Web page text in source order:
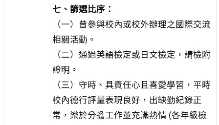
七、篩選比序：
（一）曾參與校內或校外辦理之國際交流
相關活動。
（二）通過英語檢定或日文檢定，請檢附
證明。
（三）守時、具責任心且喜愛學習，平時
校內德行評量表現良好，出缺勤紀錄正
常，樂於分擔工作並充滿熱情 (各年級檢